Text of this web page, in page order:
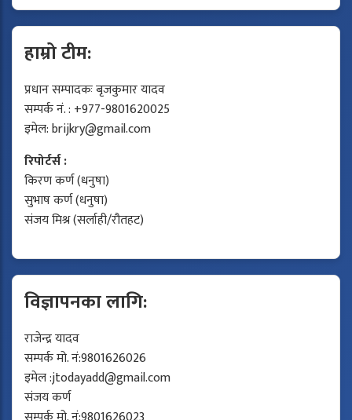
हाम्रो टीम:
प्रधान सम्पादकः बृजकुमार यादव
सम्पर्क नं. : +977-9801620025
इमेल:brijkry@gmail.com
रिपोर्टर्स :
किरण कर्ण (धनुषा)
सुभाष कर्ण (धनुषा)
संजय मिश्र (सर्लाही/रौतहट)
विज्ञापनका लागि:
राजेन्द्र यादव
सम्पर्क मो. नं:9801626026
इमेल :jtodayadd@gmail.com
संजय कर्ण